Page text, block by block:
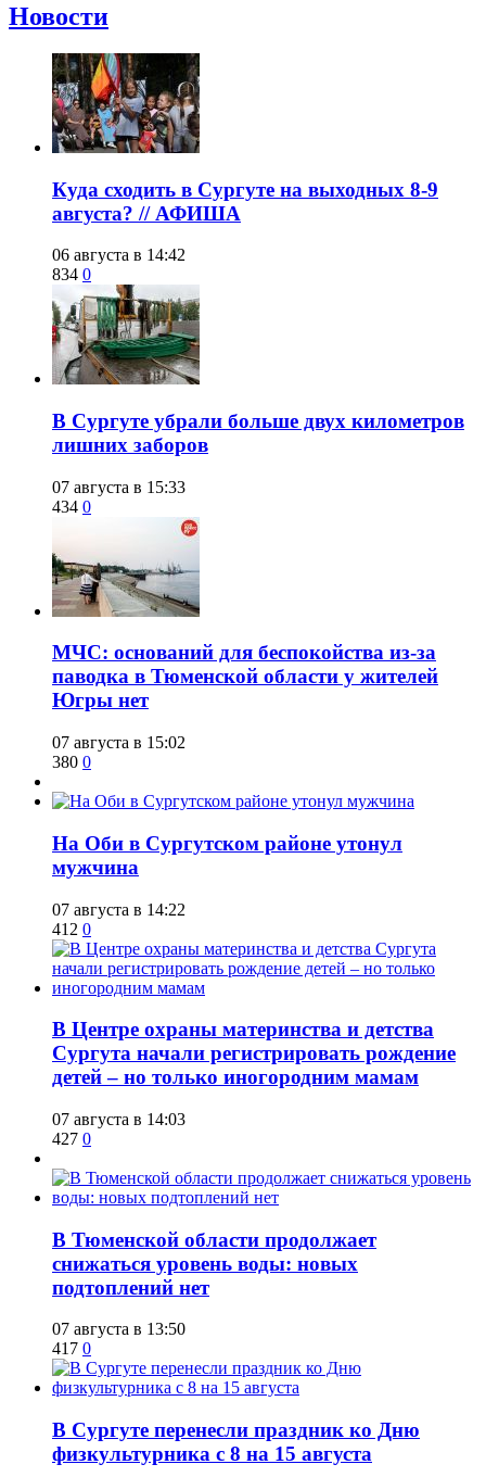
Новости
​Куда сходить в Сургуте на выходных 8-9
августа? // АФИША
06 августа в 14:42
834 0
​В Сургуте убрали больше двух километров
лишних заборов
07 августа в 15:33
434 0
​МЧС: оснований для беспокойства из-за
паводка в Тюменской области у жителей
Югры нет
07 августа в 15:02
380 0
​На Оби в Сургутском районе утонул
мужчина
07 августа в 14:22
412 0
​В Центре охраны материнства и детства
Сургута начали регистрировать рождение
детей – но только иногородним мамам
07 августа в 14:03
427 0
​В Тюменской области продолжает
снижаться уровень воды: новых
подтоплений нет
07 августа в 13:50
417 0
​В Сургуте перенесли праздник ко Дню
физкультурника с 8 на 15 августа